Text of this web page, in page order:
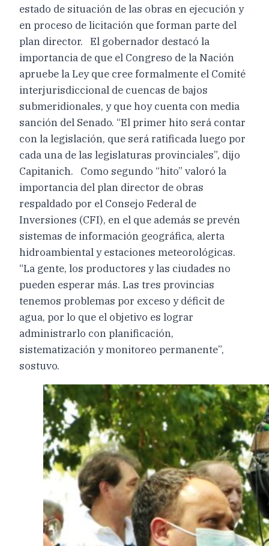
estado de situación de las obras en ejecución y
en proceso de licitación que forman parte del
plan director. El gobernador destacó la
importancia de que el Congreso de la Nación
apruebe la Ley que cree formalmente el Comité
interjurisdiccional de cuencas de bajos
submeridionales, y que hoy cuenta con media
sanción del Senado. “El primer hito será contar
con la legislación, que será ratificada luego por
cada una de las legislaturas provinciales”, dijo
Capitanich. Como segundo “hito” valoró la
importancia del plan director de obras
respaldado por el Consejo Federal de
Inversiones (CFI), en el que además se prevén
sistemas de información geográfica, alerta
hidroambiental y estaciones meteorológicas.
“La gente, los productores y las ciudades no
pueden esperar más. Las tres provincias
tenemos problemas por exceso y déficit de
agua, por lo que el objetivo es lograr
administrarlo con planificación,
sistematización y monitoreo permanente”,
sostuvo.